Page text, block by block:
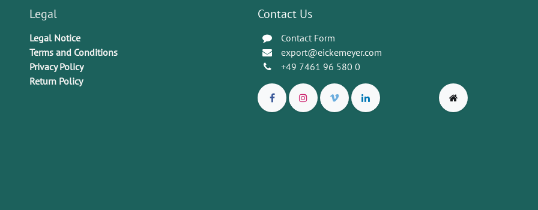
Legal
Legal Notice
Terms and Conditions
Privacy Policy
Return Policy
Contact Us
Contact Form
export@eickemeyer.com
+49 7461 96 580 0